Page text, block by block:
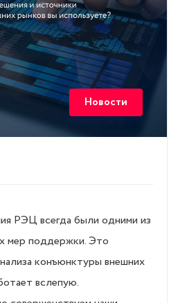
Новости
РЭЦ всегда были одними из
мер поддержки. Это
конъюнктуры внешних
вслепую.